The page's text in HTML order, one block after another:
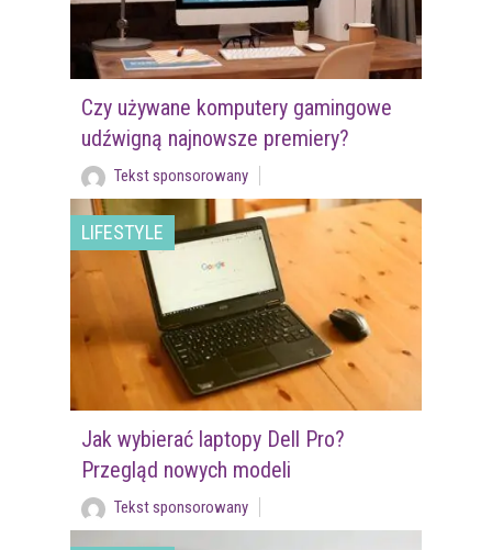
Czy używane komputery gamingowe
udźwigną najnowsze premiery?
Tekst sponsorowany
LIFESTYLE
Jak wybierać laptopy Dell Pro?
Przegląd nowych modeli
Tekst sponsorowany